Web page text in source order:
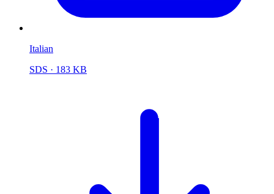
Italian
SDS · 183 KB